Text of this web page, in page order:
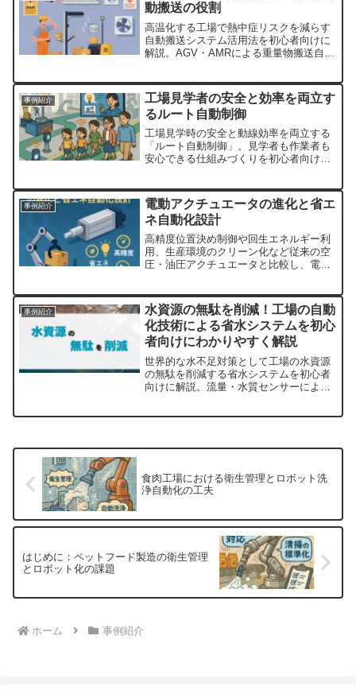
動搬送の役割
高温化する工場で熱中症リスクを減らす
自動搬送システム活用法を初心者向けに
解説。AGV・AMRによる重量物搬送自動
事例紹介
工場見学者の安全と効率を両立す
るルート自動制御
工場見学時の安全と動線効率を両立する
「ルート自動制御」。見学者も作業者も
安心できる仕組みづくりを初心者向けに
事例紹介
電動アクチュエータの進化と省エ
ネ自動化設計
高精度位置決め制御や回生エネルギー利
用、生産環境のクリーン化など従来の空
圧・油圧アクチュエータと比較し、電動
初心者向けに解説。
事例紹介
水資源の無駄を削減！工場の自動
化技術による省水システムを初心
者向けにわかりやすく解説
世界的な水不足対策として工場の水資源
の無駄を削減する省水システムを初心者
向けに解説。流量・水質センサーによる
食肉工場における衛生管理とロボット洗
浄自動化の工夫
はじめに：ペットフード製造の衛生管理
とロボット化の課題
ホーム 事例紹介